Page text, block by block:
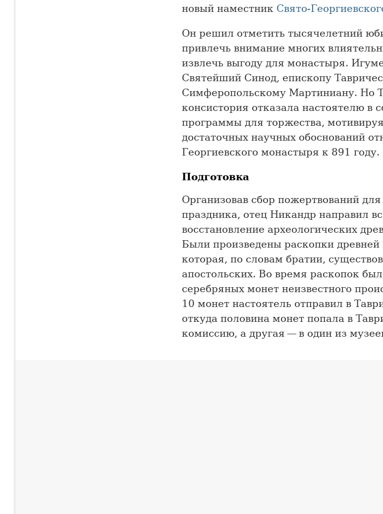
новый наместник Свято-
Он решил отметить тысячелетний
привлечь внимание многих
извлечь выгоду для монастыря.
Святейший Синод, епископу
Симферопольскому Мартиниану. Но
консистория отказала настоятелю в
программы для торжества,
достаточных научных обоснований
Георгиевского монастыря к 891 году.
Подготовка
Организовав сбор пожертвований
праздника, отец Никандр направил
восстановление археологических
Были произведены раскопки
которая, по словам братии,
апостольских. Во время раскопок
серебряных монет неизвестного
10 монет настоятель отправил в
откуда половина монет попала в
комиссию, а другая — в один из